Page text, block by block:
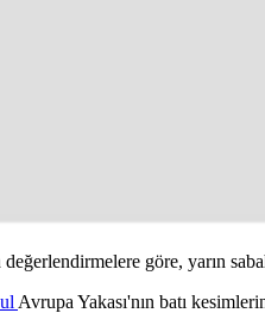
göre, yarın
Avrupa Yakası'nın batı